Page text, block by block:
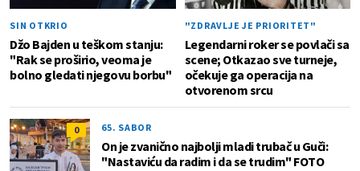
SIN OTKRIO
Džo Bajden u teškom stanju:
"Rak se proširio, veoma je
bolno gledati njegovu borbu"
"ZDRAVLJE JE PRIORITET"
Legendarni roker se povlači sa
scene; Otkazao sve turneje,
očekuje ga operacija na
otvorenom srcu
0 65. SABOR
On je zvanično najbolji mladi trubač u Guči:
"Nastaviću da radim i da se trudim" FOTO